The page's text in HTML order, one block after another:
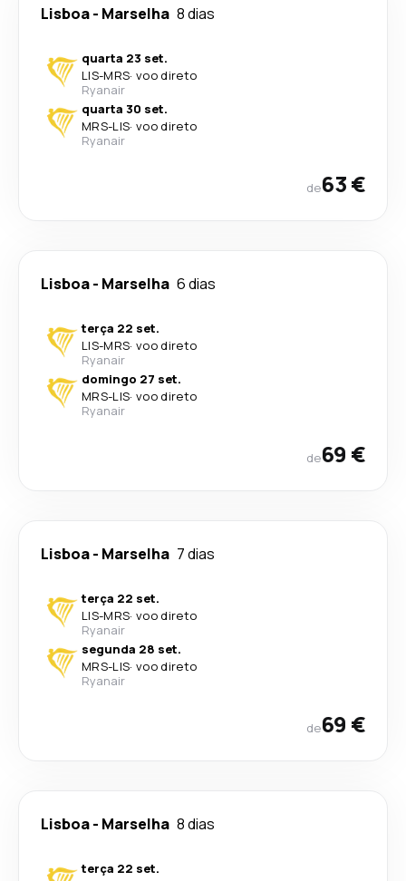
Lisboa- Marselha 8 dias
quarta 23 set.
LIS-MRS· voo direto
Ryanair
quarta 30 set.
MRS-LIS· voo direto
Ryanair
de63 €
Lisboa- Marselha 6 dias
terça 22 set.
LIS-MRS· voo direto
Ryanair
domingo 27 set.
MRS-LIS· voo direto
Ryanair
de69 €
Lisboa- Marselha 7 dias
terça 22 set.
LIS-MRS· voo direto
Ryanair
segunda 28 set.
MRS-LIS· voo direto
Ryanair
de69 €
Lisboa- Marselha 8 dias
terça 22 set.